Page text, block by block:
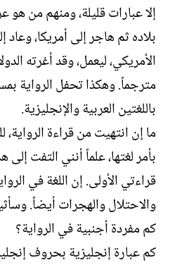
إلا عبارات قليلة، ومنهم من
بلاده ثم هاجر إلى أمريكا،
الأمريكي، ليعمل، وقد أغرته
مترجماً. وهكذا تحفل الرواية
باللغتين العربية والإنجليزية.
ما إن انتهيت من قراءة الرواية،
بأمر لغتها، علماً أنني التفت
قراءتي الأولى. إن اللغة في
والاحتلال والهجرات أيضاً.
كم مفردة أجنبية في الرواية؟
كم عبارة إنجليزية بحروف